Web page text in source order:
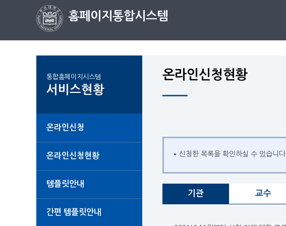
홈페이지통합시스템
통합홈페이지시스템
서비스현황
온라인신청
온라인신청현황
템플릿안내
간편 템플릿안내
온라인신청현황
신청한 목록을 확인하실 수 있습니다.
기관 교수